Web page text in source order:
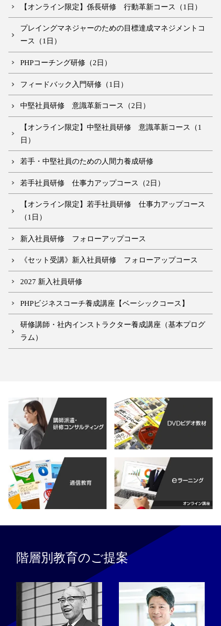
【オンライン限定】係長研修 行動革新コース（1日）
プレイングマネジャーのための目標達成マネジメントコ
ース（1日）
PHPコーチング研修（2日）
フィードバック入門研修（1日）
中堅社員研修 意識革新コース（2日）
【オンライン限定】中堅社員研修 意識革新コース（1
日）
若手・中堅社員のための人間力養成研修
若手社員研修 仕事力アップコース（2日）
【オンライン限定】若手社員研修 仕事力アップコース
（1日）
新入社員研修 フォローアップコース
《セット受講》新入社員研修 フォローアップコース
2027 新入社員研修
PHPビジネスコーチ養成講座【ベーシックコース】
研修講師・社内インストラクター養成講座（基本プログ
ラム）
階層別教育のご提案